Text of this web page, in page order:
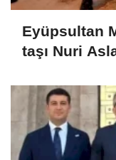
Eyüpsultan
taşı Nuri